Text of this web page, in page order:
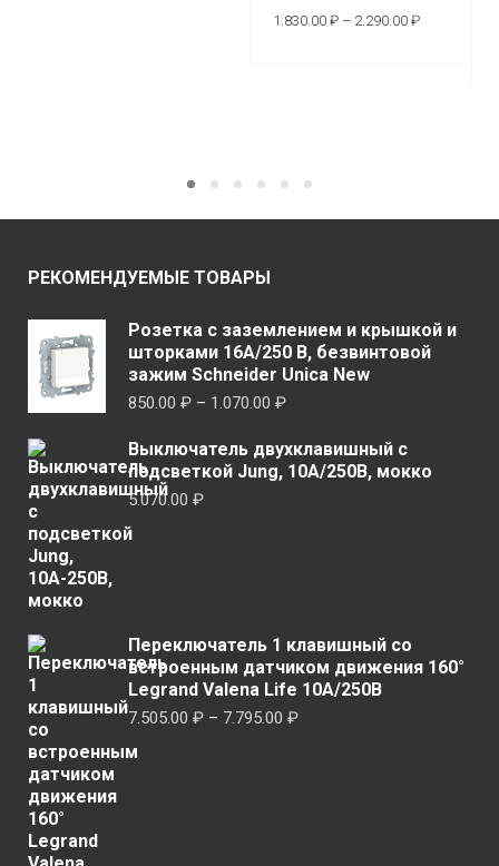
несколько
странице
1.830.00 ₽ – 2.290.00 ₽
РЕКОМЕНДУЕМЫЕ ТОВАРЫ
Розетка с заземлением и крышкой и
шторками 16A/250 В, безвинтовой
зажим Schneider Unica New
850.00 ₽ – 1.070.00 ₽Диапазон
850.00 ₽
–
Выключатель двухклавишный с
подсветкой Jung, 10А/250В, мокко
5.070.00 ₽
Переключатель 1 клавишный со
встроенным датчиком движения 160°
Legrand Valena Life 10A/250В
7.505.00 ₽ – 7.795.00 ₽Диапазон